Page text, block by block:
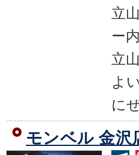
立
ー
立
よ
に
モンベル 金沢